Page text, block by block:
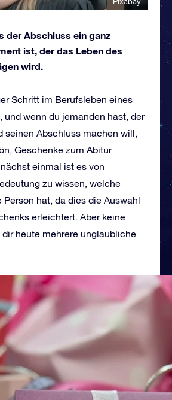
der Abschluss ein ganz
ist, der das Leben des
wird.
Schritt im Berufsleben eines
und wenn du jemanden hast, der
seinen Abschluss machen will,
Geschenke zum Abitur
einmal ist es von
zu wissen, welche
Person hat, da dies die Auswahl
erleichtert. Aber keine
heute mehrere unglaubliche